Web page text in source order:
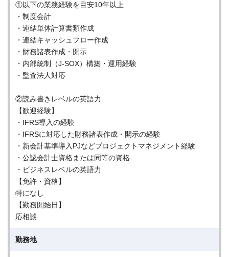
①以下の業務経験を目安10年以上
・制度会計
・連結単体計算書類作成
・連結キャッシュフロー作成
・財務諸表作成・開示
・内部統制（J-SOX）構築・運用経験
・監査法人対応
②読み書きレベルの英語力
【歓迎経験】
・IFRS導入の経験
・IFRSに対応した財務諸表作成・開示の経験
・新会計基準導入PJなどプロジェクトマネジメント経験
・公認会計士資格または同等の資格
・ビジネスレベルの英語力
【免許・資格】
特になし
【勤務開始日】
応相談
勤務地